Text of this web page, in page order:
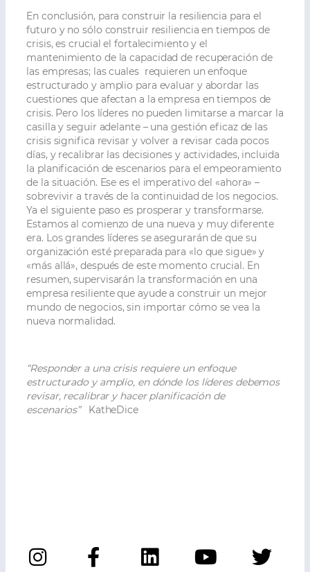
En conclusión, para construir la resiliencia para el
futuro y no sólo construir resiliencia en tiempos de
crisis, es crucial el fortalecimiento y el
mantenimiento de la capacidad de recuperación de
las empresas; las cuales requieren un enfoque
estructurado y amplio para evaluar y abordar las
cuestiones que afectan a la empresa en tiempos de
crisis. Pero los líderes no pueden limitarse a marcar la
casilla y seguir adelante – una gestión eficaz de las
crisis significa revisar y volver a revisar cada pocos
días, y recalibrar las decisiones y actividades, incluida
la planificación de escenarios para el empeoramiento
de la situación. Ese es el imperativo del «ahora» –
sobrevivir a través de la continuidad de los negocios.
Ya el siguiente paso es prosperar y transformarse.
Estamos al comienzo de una nueva y muy diferente
era. Los grandes líderes se asegurarán de que su
organización esté preparada para «lo que sigue» y
«más allá», después de este momento crucial. En
resumen, supervisarán la transformación en una
empresa resiliente que ayude a construir un mejor
mundo de negocios, sin importar cómo se vea la
nueva normalidad.
“Responder a una crisis requiere un enfoque
estructurado y amplio, en dónde los líderes debemos
revisar, recalibrar y hacer planificación de
escenarios”KatheDice